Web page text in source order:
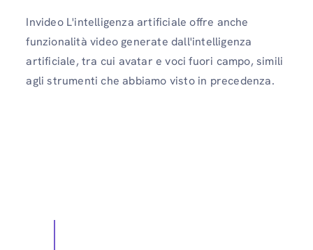
Invideo L'intelligenza artificiale offre anche
funzionalità video generate dall'intelligenza
artificiale, tra cui avatar e voci fuori campo, simili
agli strumenti che abbiamo visto in precedenza.